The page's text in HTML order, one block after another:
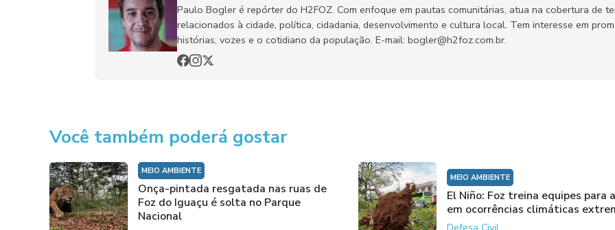
Paulo Bogler é repórter do H2FOZ. Com enfoque em pautas comunitárias, atua na cobertura de
relacionados à cidade, política, cidadania, desenvolvimento e cultura local. Tem interesse em
histórias, vozes e o cotidiano da população. E-mail: bogler@h2foz.com.br.
Você também poderá gostar
MEIO AMBIENTE
Onça-pintada resgatada nas ruas de
Foz do Iguaçu é solta no Parque
Nacional
MEIO AMBIENTE
El Niño: Foz treina equipes para
em ocorrências climáticas